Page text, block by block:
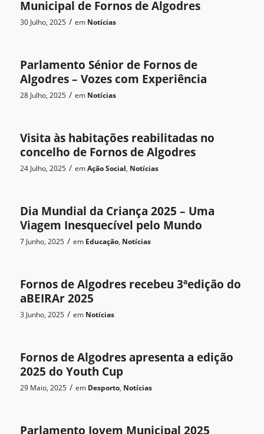
Municipal de Fornos de Algodres
30 Julho, 2025 / em Notícias
Parlamento Sénior de Fornos de
Algodres – Vozes com Experiência
28 Julho, 2025 / em Notícias
Visita às habitações reabilitadas no
concelho de Fornos de Algodres
24 Julho, 2025 / emAção Social, Notícias
Dia Mundial da Criança 2025 – Uma
Viagem Inesquecível pelo Mundo
7 Junho, 2025 / em Educação, Notícias
Fornos de Algodres recebeu 3ªedição do
aBEIRAr 2025
3 Junho, 2025 / em Notícias
Fornos de Algodres apresenta a edição
2025 do Youth Cup
29 Maio, 2025 / em Desporto, Notícias
Parlamento Jovem Municipal 2025